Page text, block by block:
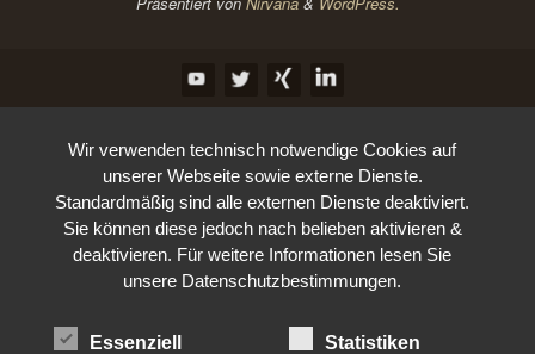
Wir verwenden technisch notwendige Cookies auf
unserer Webseite sowie externe Dienste.
Standardmäßig sind alle externen Dienste deaktiviert.
Sie können diese jedoch nach belieben aktivieren &
deaktivieren. Für weitere Informationen lesen Sie
unsere Datenschutzbestimmungen.
Essenziell Statistiken